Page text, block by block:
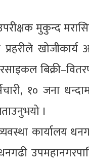
मुकुन्द
खोजीकार्य
१० जना
।
कार्यालय
धनगढी